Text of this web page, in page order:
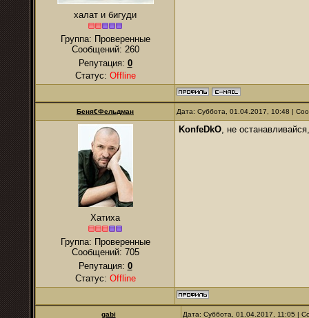
халат и бигуди
Группа: Проверенные
Сообщений: 260
Репутация: 0
Статус: Offline
Беня€Фельдман Дата: Суббота, 01.04.2017, 10:48 |
Хатиха
Группа: Проверенные
Сообщений: 705
Репутация: 0
Статус: Offline
KonfeDkO, не
gabi Дата: Суббота, 01.04.2017, 11:05 |